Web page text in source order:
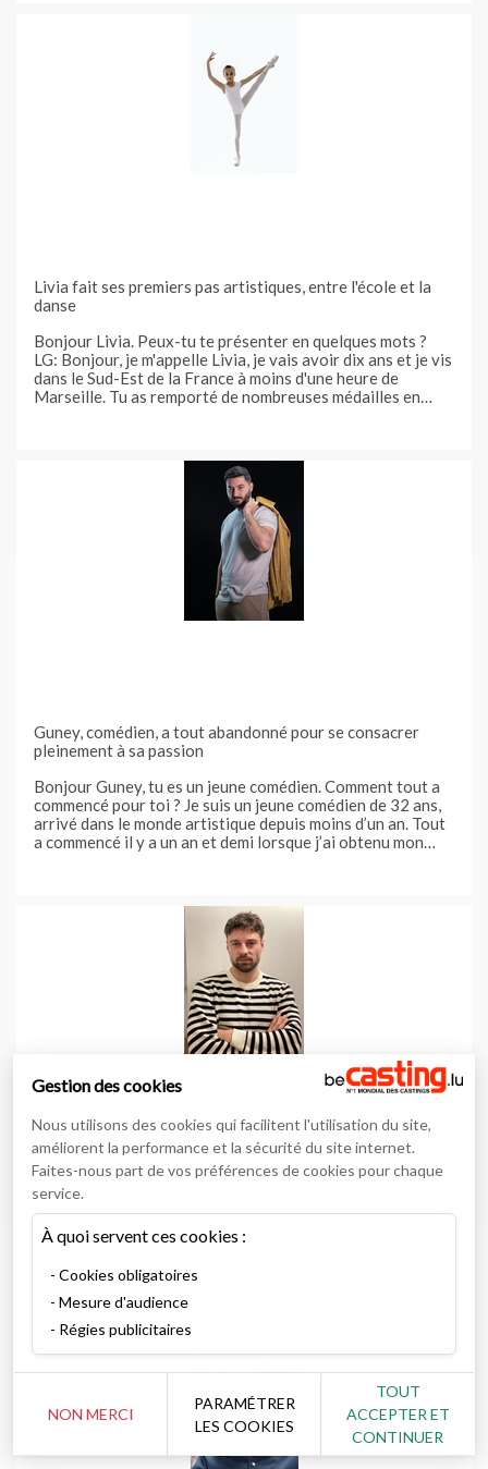
Livia fait ses premiers pas artistiques, entre l'école et la
danse
Bonjour Livia. Peux-tu te présenter en quelques mots ?
LG: Bonjour, je m'appelle Livia, je vais avoir dix ans et je vis
dans le Sud-Est de la France à moins d'une heure de
Marseille. Tu as remporté de nombreuses médailles en
Guney, comédien, a tout abandonné pour se consacrer
pleinement à sa passion
Bonjour Guney, tu es un jeune comédien. Comment tout a
commencé pour toi ? Je suis un jeune comédien de 32 ans,
arrivé dans le monde artistique depuis moins d’un an. Tout
a commencé il y a un an et demi lorsque j’ai obtenu mon
Cascadeur pour les plus grandes séries Netflix, Mathias
vous dévoile les coulisses d'un casting cascade
Bonjour Mathias Branchu, vous êtes comédien, cascadeur
et modèle. Comment tout a commencé pour vous ? MB :
J’ai commencé il ya quelques années , je faisais des
réglages de cascade (Bagarres) sur des tournages et c’est
tout naturellement que je suis venu à la cascade et au
Gestion des cookies
Nous utilisons des cookies qui facilitent l'utilisation du site,
améliorent la performance et la sécurité du site internet.
Faites-nous part de vos préférences de cookies pour chaque
service.
À quoi servent ces cookies :
Cookies obligatoires
Mesure d'audience
Régies publicitaires
NON MERCI
PARAMÉTRER
LES COOKIES
TOUT
ACCEPTER ET
CONTINUER